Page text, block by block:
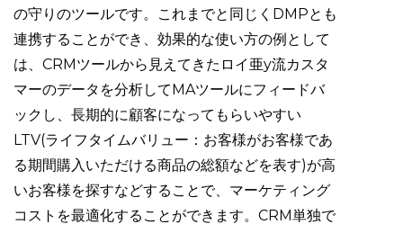
の守りのツールです。これまでと同じくDMPとも
連携することができ、効果的な使い方の例として
は、CRMツールから見えてきたロイ亜y流カスタ
マーのデータを分析してMAツールにフィードバ
ックし、長期的に顧客になってもらいやすい
LTV(ライフタイムバリュー：お客様がお客様であ
る期間購入いただける商品の総額などを表す)が高
いお客様を探すなどすることで、マーケティング
コストを最適化することができます。CRM単独で